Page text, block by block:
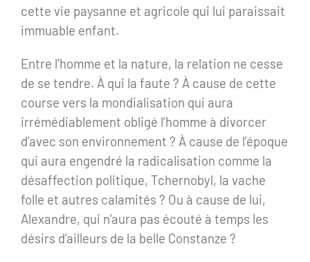
cette vie paysanne et agricole qui lui paraissait
immuable enfant.
Entre l’homme et la nature, la relation ne cesse
de se tendre. À qui la faute ? À cause de cette
course vers la mondialisation qui aura
irrémédiablement obligé l’homme à divorcer
d’avec son environnement ? À cause de l’époque
qui aura engendré la radicalisation comme la
désaffection politique, Tchernobyl, la vache
folle et autres calamités ? Ou à cause de lui,
Alexandre, qui n’aura pas écouté à temps les
désirs d’ailleurs de la belle Constanze ?